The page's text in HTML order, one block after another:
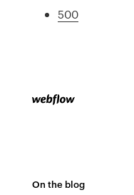
500
On the blog